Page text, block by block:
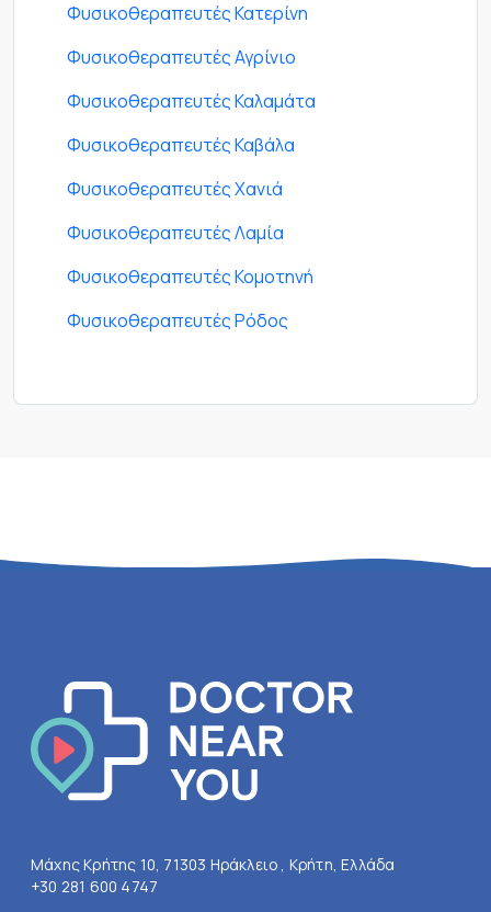
Φυσικοθεραπευτές Κατερίνη
Φυσικοθεραπευτές Αγρίνιο
Φυσικοθεραπευτές Καλαμάτα
Φυσικοθεραπευτές Καβάλα
Φυσικοθεραπευτές Χανιά
Φυσικοθεραπευτές Λαμία
Φυσικοθεραπευτές Κομοτηνή
Φυσικοθεραπευτές Ρόδος
Μάχης Κρήτης 10, 71303 Ηράκλειο , Κρήτη, Ελλάδα
+30 281 600 4747